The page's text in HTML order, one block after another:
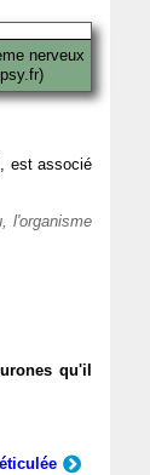
nerveux
est associé
l'organisme
qu'il